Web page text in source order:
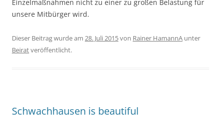
Einzelmaßnahmen nicht zu einer zu großen Belastung für
unsere Mitbürger wird.
Dieser Beitrag wurde am 28. Juli 2015von Rainer HamannA unter
Beiratveröffentlicht.
Schwachhausen is beautiful